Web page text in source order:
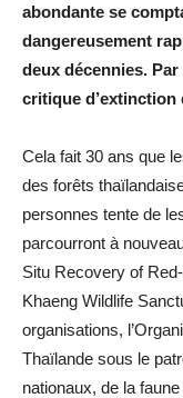
abondante se
dangereusement
deux décennies.
critique d’extinction
Cela fait 30 ans que
des forêts
personnes tente de
parcourront à
Situ Recovery of
Khaeng Wildlife
organisations,
Thaïlande sous le
nationaux, de la